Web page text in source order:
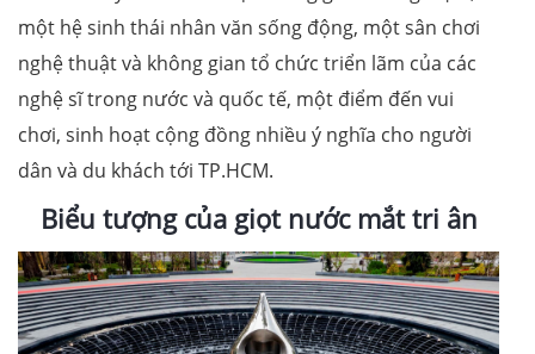
một hệ sinh thái nhân văn sống động, một sân chơi
nghệ thuật và không gian tổ chức triển lãm của các
nghệ sĩ trong nước và quốc tế, một điểm đến vui
chơi, sinh hoạt cộng đồng nhiều ý nghĩa cho người
dân và du khách tới TP.HCM.
Biểu tượng của giọt nước mắt tri ân